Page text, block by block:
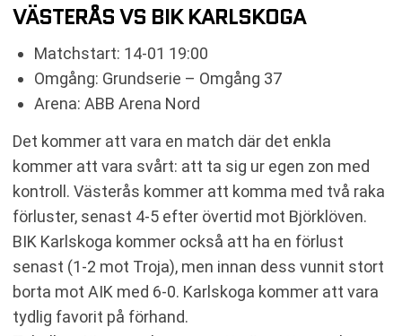
VÄSTERÅS VS BIK KARLSKOGA
Matchstart: 14-01 19:00
Omgång: Grundserie – Omgång 37
Arena: ABB Arena Nord
Det kommer att vara en match där det enkla
kommer att vara svårt: att ta sig ur egen zon med
kontroll. Västerås kommer att komma med två raka
förluster, senast 4-5 efter övertid mot Björklöven.
BIK Karlskoga kommer också att ha en förlust
senast (1-2 mot Troja), men innan dess vunnit stort
borta mot AIK med 6-0. Karlskoga kommer att vara
tydlig favorit på förhand.